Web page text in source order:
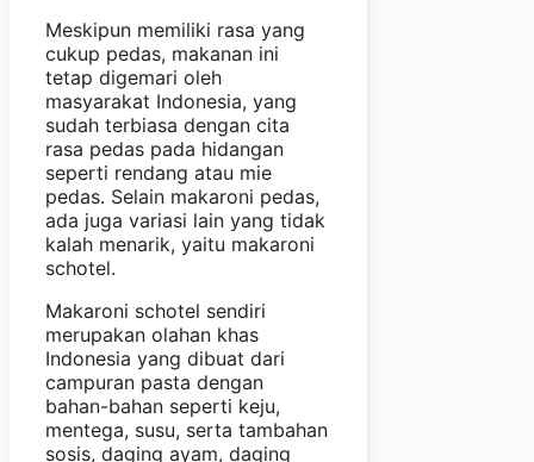
Meskipun memiliki rasa yang
cukup pedas, makanan ini
tetap digemari oleh
masyarakat Indonesia, yang
sudah terbiasa dengan cita
rasa pedas pada hidangan
seperti rendang atau mie
pedas. Selain makaroni pedas,
ada juga variasi lain yang tidak
kalah menarik, yaitu makaroni
schotel.
Makaroni schotel sendiri
merupakan olahan khas
Indonesia yang dibuat dari
campuran pasta dengan
bahan-bahan seperti keju,
mentega, susu, serta tambahan
sosis, daging ayam, daging